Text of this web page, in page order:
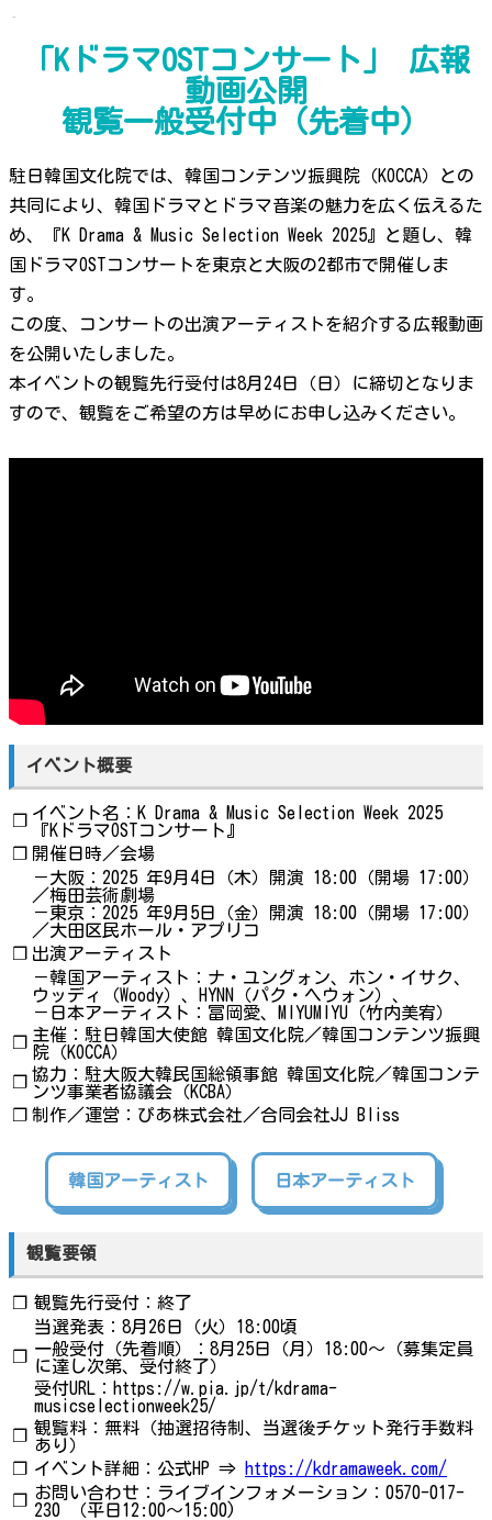
「KドラマOSTコンサート」 広報
動画公開
観覧一般受付中（先着中）
駐日韓国文化院では、韓国コンテンツ振興院（KOCCA）との
共同により、韓国ドラマとドラマ音楽の魅力を広く伝えるた
め、『K Drama & Music Selection Week 2025』と題し、韓
国ドラマOSTコンサートを東京と大阪の2都市で開催しま
す。
この度、コンサートの出演アーティストを紹介する広報動画
を公開いたしました。
本イベントの観覧先行受付は8月24日（日）に締切となりま
すので、観覧をご希望の方は早めにお申し込みください。
イベント概要
❐ イベント名：K Drama & Music Selection Week 2025
『KドラマOSTコンサート』
❐ 開催日時／会場
－大阪：2025 年9月4日（木）開演 18:00（開場 17:00）
／梅田芸術劇場
－東京：2025 年9月5日（金）開演 18:00（開場 17:00）
／大田区民ホール・アプリコ
❐ 出演アーティスト
－韓国アーティスト：ナ・ユングォン、ホン・イサク、
ウッディ（Woody）、HYNN（パク・ヘウォン）、
－日本アーティスト：冨岡愛、MIYUMIYU（竹内美宥）
❐ 主催：駐日韓国大使館 韓国文化院／韓国コンテンツ振興
院（KOCCA）
❐ 協力：駐大阪大韓民国総領事館 韓国文化院／韓国コンテ
ンツ事業者協議会（KCBA）
❐ 制作／運営：ぴあ株式会社／合同会社JJ Bliss
韓国アーティスト 日本アーティスト
観覧要領
❐ 観覧先行受付：終了
当選発表：8月26日（火）18:00頃
❐ 一般受付（先着順）：8月25日（月）18:00〜（募集定員
に達し次第、受付終了）
受付URL：https://w.pia.jp/t/kdrama-
musicselectionweek25/
❐ 観覧料：無料（抽選招待制、当選後チケット発行手数料
あり）
❐ イベント詳細：公式HP ⇒ https://kdramaweek.com/
❐ お問い合わせ：ライブインフォメーション：0570-017-
230 （平日12:00～15:00)